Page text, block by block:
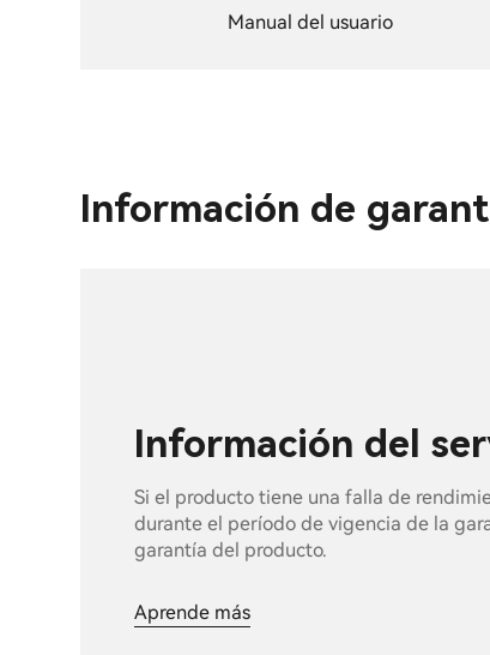
Manual del usuario
Información de
Información del
Si el producto tiene una falla de
durante el período de vigencia de la
garantía del producto.
Aprende más